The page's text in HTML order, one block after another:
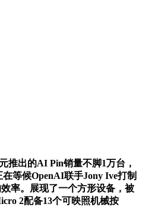
出的AI Pin销量不脚1万台，
等候OpenAI联手Jony Ive打制
率。展现了一个方形设备，被
2配备13个可映照机械按